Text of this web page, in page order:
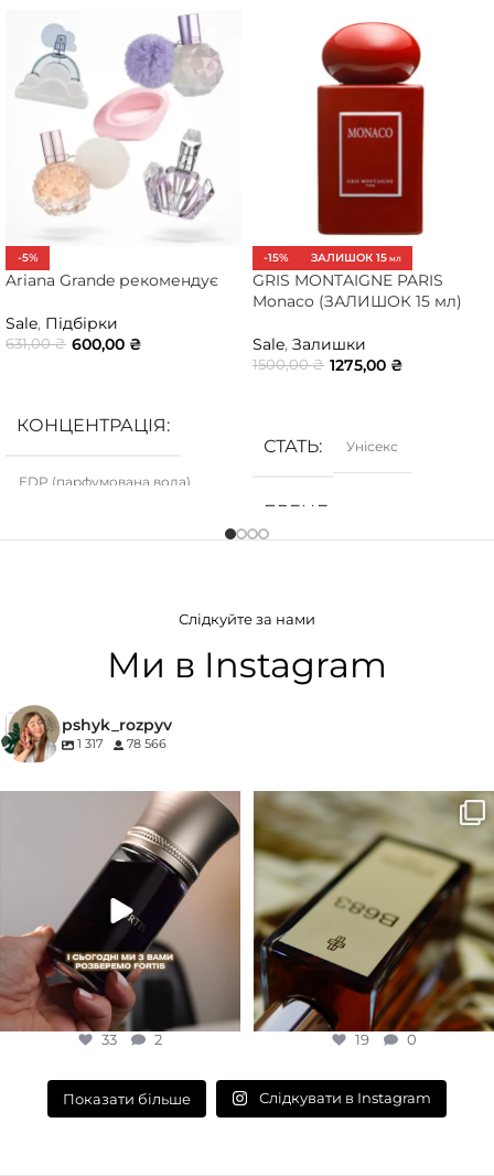
-5%
Ariana Grande рекомендує
Sale, Підбірки
631,00₴ 600,00 ₴
КОНЦЕНТРАЦІЯ
EDP (парфумована вода)
-15% ЗАЛИШОК 15 МЛ
GRIS MONTAIGNE PARIS
Monaco (ЗАЛИШОК 15 мл)
Sale, Залишки
1500,00₴ 1275,00 ₴
СТАТЬ Унісекс
БРЕНД
Слідкуйте за нами
Ми в Instagram
pshyk_rozpyv
1 317 78 566
Для замовлення переходьте на
сайт або в Instagram...
33 2
33 2
Marc-Antoine Barrois B683 - це
запах вечора в
19
19 0
Показати більше Слідкувати в Instagram